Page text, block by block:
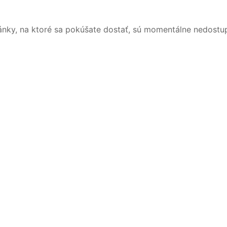
na ktoré sa pokúšate dostať, sú momentálne